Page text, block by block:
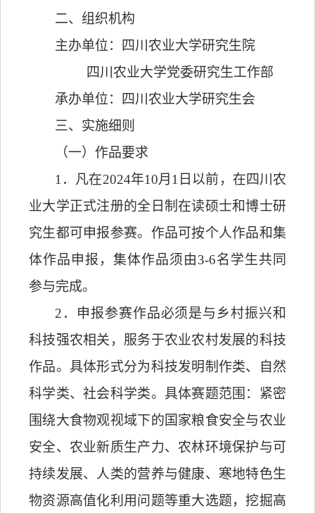
二、组织机构
主办单位：四川农业大学研究生院
四川农业大学党委研究生工作部
承办单位：四川农业大学研究生会
三、 实施细则
（一）作品要求
1 ． 凡在2024年10月 1 日以前，在四川农
业大学正式注册的全日制在读硕士和博士研
究生都可申报参赛。作品可按个人作品和集
体作品申报，集体作品须由3-6名学生共同
参与完成。
2 ．
申报参赛作品必须是与乡村振兴和
科技强农相关，服务于农业农村发展的科技
作品。具体形式分为科技发明制作类、自然
科学类、社会科学类。具体赛题范围：紧密
围绕大食物观视域下的国家粮食安全与农业
安全、农业新质生产力、农林环境保护与可
持续发展、人类的营养与健康、寒地特色生
物资源高值化利用问题等重大选题，挖掘高